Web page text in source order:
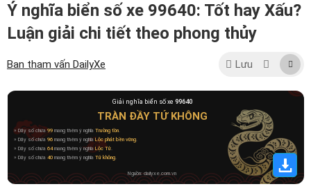
Ý nghĩa biển số xe 99640: Tốt hay Xấu?
Luận giải chi tiết theo phong thủy
Ban tham vấn DailyXe Lưu
Giải nghĩa biển số xe 99640
TRÀN ĐẦY TỨ KHÔNG
» Dãy số chứa99 mang thêm ý nghĩa Trường tồn.
» Dãy số chứa 96 mang thêm ý nghĩaLộc phát bền vững.
» Dãy số chứa 64mang thêm ý nghĩaLộc Tử.
» Dãy số chứa 40 mang thêm ý nghĩa Tứ không.
Nguồn: dailyxe.com.vn